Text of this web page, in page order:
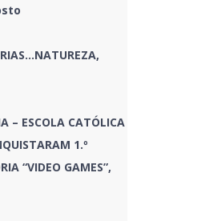
– ESCOLA CATÓLICA
1.º
“VIDEO GAMES”,